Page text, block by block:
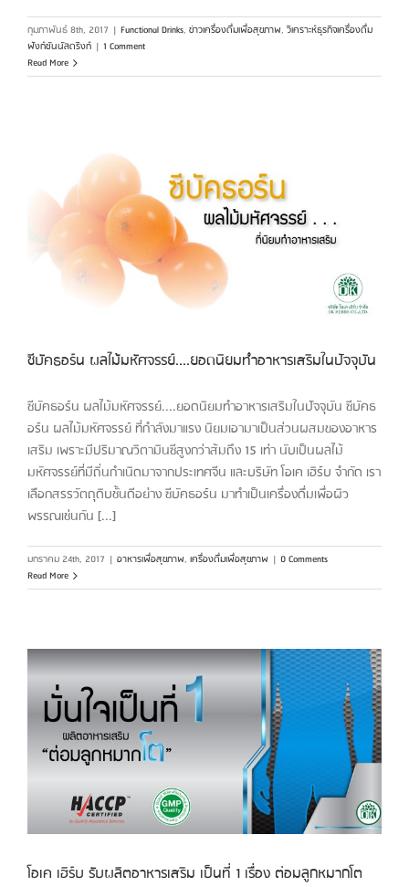
กุมภาพันธ์ 8th, 2017 | Functional Drinks, ข่าวเครื่องดื่มเพื่อสุขภาพ, วิเคราะห์ธุรกิจเครื่องดื่ม
ฟังก์ชันนัลดริงก์ | 1 Comment
Read More
ซีบัคธอร์น ผลไม้มหัศจรรย์....ยอดนิยมทำอาหารเสริมในปัจจุบัน
ซีบัคธอร์น ผลไม้มหัศจรรย์....ยอดนิยมทำอาหารเสริมในปัจจุบัน ซีบัคธ
อร์น ผลไม้มหัศจรรย์ ที่กำลังมาแรง นิยมเอามาเป็นส่วนผสมของอาหาร
เสริม เพราะมีปริมาณวิตามินซีสูงกว่าส้มถึง 15 เท่า นับเป็นผลไม้
มหัศจรรย์ที่มีถิ่นกำเนิดมาจากประเทศจีน และบริษัท โอเค เฮิร์บ จำกัด เรา
เลือกสรรวัตถุดิบชั้นดีอย่าง ซีบัคธอร์น มาทำเป็นเครื่องดื่มเพื่อผิว
พรรณเช่นกัน [...]
มกราคม 24th, 2017 | อาหารเพื่อสุขภาพ, เครื่องดื่มเพื่อสุขภาพ | 0 Comments
Read More
โอเค เฮิร์บ รับผลิตอาหารเสริม เป็นที่ 1 เรื่อง ต่อมลูกหมากโต